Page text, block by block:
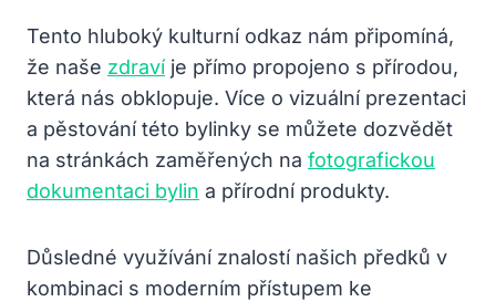
Tento hluboký kulturní odkaz nám připomíná,
že naše zdravíje přímo propojeno s přírodou,
která nás obklopuje. Více o vizuální prezentaci
a pěstování této bylinky se můžete dozvědět
na stránkách zaměřených na fotografickou
dokumentaci bylin a přírodní produkty.
Důsledné využívání znalostí našich předků v
kombinaci s moderním přístupem ke